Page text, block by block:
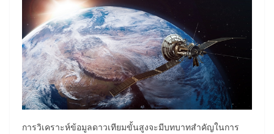
การวิเคราะห์ข้อมูลดาวเทียมขั้นสูงจะมีบทบาทสำคัญในการ